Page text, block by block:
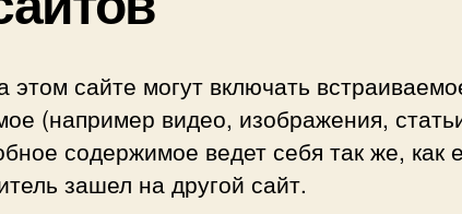
этом сайте могут включать
(например видео, изображения,
содержимое ведет себя так же, как
зашел на другой сайт.